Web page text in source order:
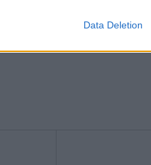
Data Deletion